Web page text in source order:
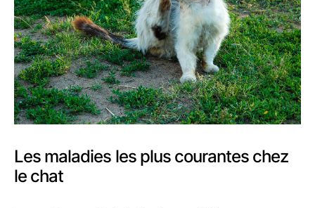
Les maladies les plus courantes chez
le chat